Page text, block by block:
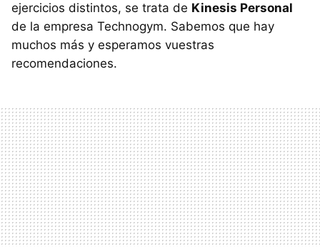
ejercicios distintos, se trata de Kinesis Personal
de la empresa Technogym. Sabemos que hay
muchos más y esperamos vuestras
recomendaciones.